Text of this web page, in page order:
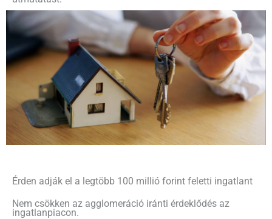
Érden adják el a legtöbb 100 millió forint feletti ingatlant
Nem csökken az agglomeráció iránti érdeklődés az
ingatlanpiacon.